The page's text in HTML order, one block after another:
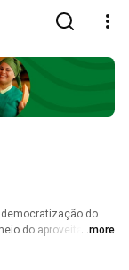
democratização do
do aproveitamento
...more